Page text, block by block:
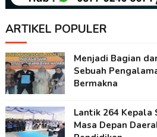
ARTIKEL POPULER
Menjadi Bagian
Sebuah
Bermakna
Lantik 264 Kepala
Masa Depan